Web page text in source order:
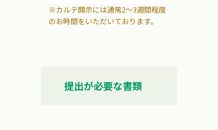
※カルテ開示には通常2～3週間程度
のお時間をいただいております。
提出が必要な書類